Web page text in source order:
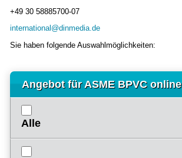
+49 30 58885700-07
international@dinmedia.de
Sie haben folgende Auswahlmöglichkeiten:
Angebot für ASME BPVC online
Alle